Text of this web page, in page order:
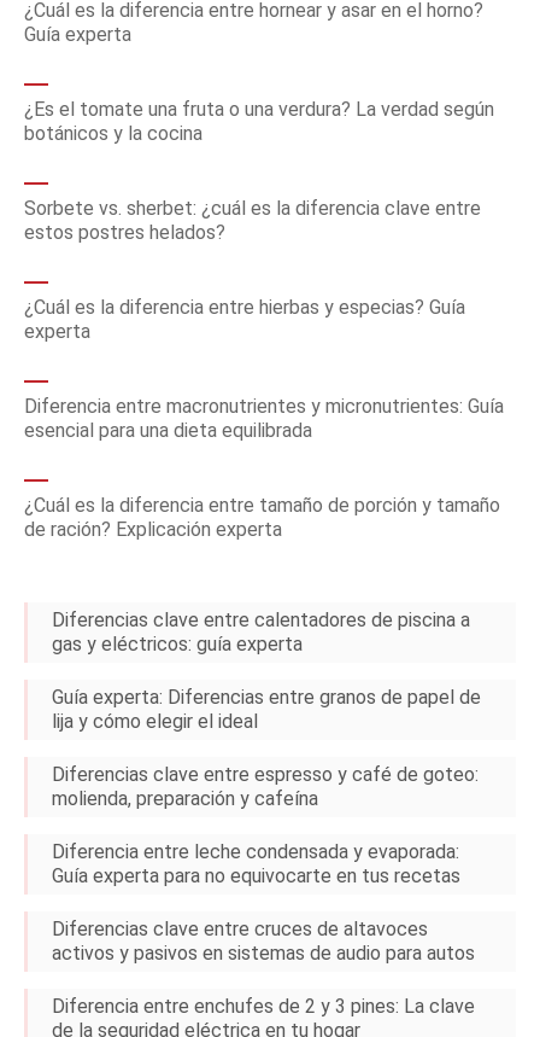
¿Cuál es la diferencia entre hornear y asar en el horno?
Guía experta
¿Es el tomate una fruta o una verdura? La verdad según
botánicos y la cocina
Sorbete vs. sherbet: ¿cuál es la diferencia clave entre
estos postres helados?
¿Cuál es la diferencia entre hierbas y especias? Guía
experta
Diferencia entre macronutrientes y micronutrientes: Guía
esencial para una dieta equilibrada
¿Cuál es la diferencia entre tamaño de porción y tamaño
de ración? Explicación experta
Diferencias clave entre calentadores de piscina a
gas y eléctricos: guía experta
Guía experta: Diferencias entre granos de papel de
lija y cómo elegir el ideal
Diferencias clave entre espresso y café de goteo:
molienda, preparación y cafeína
Diferencia entre leche condensada y evaporada:
Guía experta para no equivocarte en tus recetas
Diferencias clave entre cruces de altavoces
activos y pasivos en sistemas de audio para autos
Diferencia entre enchufes de 2 y 3 pines: La clave
de la seguridad eléctrica en tu hogar